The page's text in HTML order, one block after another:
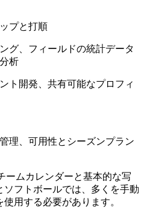
プと打順
グ、フィールドの統計データ
析
ト開発、共有可能なプロフィ
理、可用性とシーズンプラン
ームカレンダーと基本的な写
フトボールでは、多くを手動
用する必要があります。